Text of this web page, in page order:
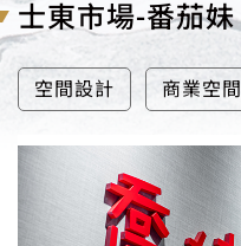
士東市場-番茄妹
空間設計 商業空間